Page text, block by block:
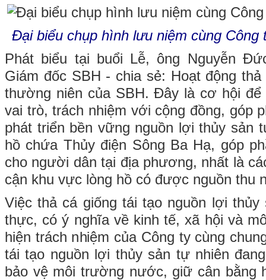
Đại biểu chụp hình lưu niệm cùng Công
Phát biểu tại buổi Lễ, ông Nguyễn
Giám đốc SBH - chia sẻ: Hoạt động
thường niên của SBH. Đây là cơ hội để
vai trò, trách nhiệm với cộng đồng, góp
phát triển bền vững nguồn lợi thủy sản
hồ chứa Thủy điện Sông Ba Hạ, góp
cho người dân tại địa phương, nhất là
cận khu vực lòng hồ có được nguồn thu
Việc thả cá giống tái tạo nguồn lợi thủy
thực, có ý nghĩa về kinh tế, xã hội và
hiện trách nhiệm của Công ty cùng
tái tạo nguồn lợi thủy sản tự nhiên
bảo vệ môi trường nước, giữ cân bằng